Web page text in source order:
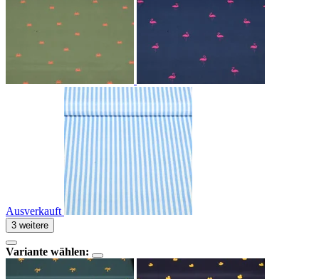
Ausverkauft
3 weitere
Variante wählen: